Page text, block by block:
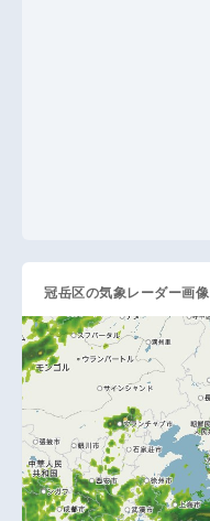
冠岳区の気象レーダー画像